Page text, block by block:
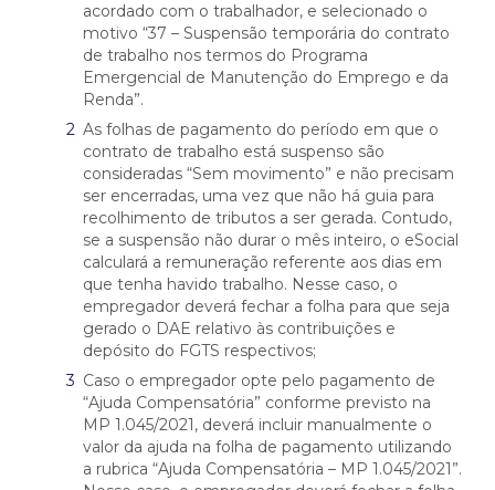
acordado com o trabalhador, e selecionado o
motivo “37 – Suspensão temporária do contrato
de trabalho nos termos do Programa
Emergencial de Manutenção do Emprego e da
Renda”.
As folhas de pagamento do período em que o
contrato de trabalho está suspenso são
consideradas “Sem movimento” e não precisam
ser encerradas, uma vez que não há guia para
recolhimento de tributos a ser gerada. Contudo,
se a suspensão não durar o mês inteiro, o eSocial
calculará a remuneração referente aos dias em
que tenha havido trabalho. Nesse caso, o
empregador deverá fechar a folha para que seja
gerado o DAE relativo às contribuições e
depósito do FGTS respectivos;
Caso o empregador opte pelo pagamento de
“Ajuda Compensatória” conforme previsto na
MP 1.045/2021, deverá incluir manualmente o
valor da ajuda na folha de pagamento utilizando
a rubrica “Ajuda Compensatória – MP 1.045/2021”.